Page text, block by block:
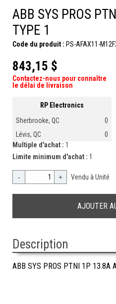
ABB SYS PROS
TYPE 1
Code du produit : PS-AFAX11-
843,15 $
Contactez-nous pour connaître
le délai de livraison
RP Electronics
Sherbrooke, QC
0
Lévis, QC
0
Multiple d'achat : 1
Limite minimum d'achat : 1
- + Vendu à Unité
Description
ABB SYS PROS PTNI 1P 13.8A